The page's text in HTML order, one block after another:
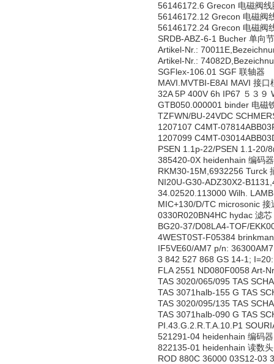
56146172.6 Grecon 电磁阀线
56146172.12 Grecon 电磁阀
56146172.24 Grecon 电磁阀
SRDB-ABZ-6-1 Bucher 单向
Artikel-Nr.:
Artikel-Nr.:
SGFlex-106.01 SGF 联轴器
MAVI.MVTBI-E8AI MAVI 接口
32A 5P 400V 6h IP67 ５３９
GTB050.000001 binder 电磁
TZFWN/BU-24VDC
1207107 C4MT-
1207099 C4MT-
PSEN 1.1p-22/PSEN 1.1-20/
385420-0X heidenhain 编码器
RKM30-15M,6932256 Turck
NI20U-G30-ADZ30X2-
34.02520.113000 Wilh.
MIC+130/D/TC microsonic 接
0330R020BN4HC hydac 滤芯
BG20-37/D08LA4-TOF/
4WEST0ST-F05384
IF5VE60/AM7 p/n:
3 842 527 868 GS 14-1;
FLA 2551 ND080F0058 Art-
TAS 3020/065/095 TAS
TAS 3071halb-155 G TAS
TAS 3020/095/135 TAS
TAS 3071halb-090 G TAS
PI.43.G.2.R.T.A.10.P1
521291-04 heidenhain 编码器
822135-01 heidenhain 读数头
ROD 880C 36000 03S12-03